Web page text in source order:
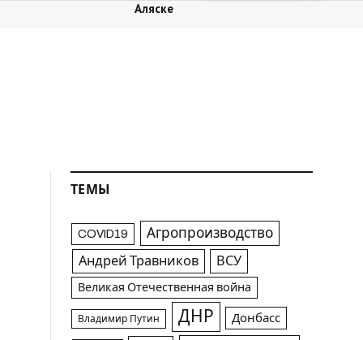
Аляске
ТЕМЫ
COVID19 Агропроизводство
Андрей Травников ВСУ
Великая Отечественная война
Владимир Путин ДНР Донбасс